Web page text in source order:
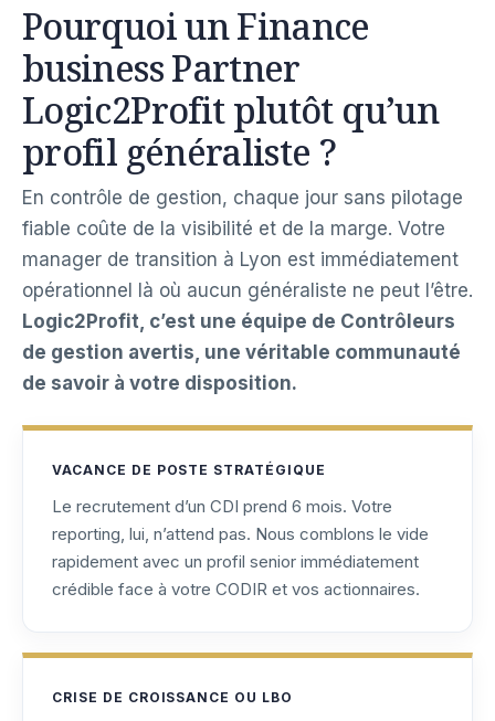
Pourquoi un Finance
business Partner
Logic2Profit plutôt qu’un
profil généraliste ?
En contrôle de gestion, chaque jour sans pilotage
fiable coûte de la visibilité et de la marge. Votre
manager de transition à Lyon est immédiatement
opérationnel là où aucun généraliste ne peut l’être.
Logic2Profit, c’est une équipe de Contrôleurs
de gestion avertis, une véritable communauté
de savoir à votre disposition.
VACANCE DE POSTE STRATÉGIQUE
Le recrutement d’un CDI prend 6 mois. Votre
reporting, lui, n’attend pas. Nous comblons le vide
rapidement avec un profil senior immédiatement
crédible face à votre CODIR et vos actionnaires.
CRISE DE CROISSANCE OU LBO